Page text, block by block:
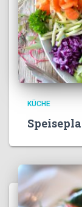
KÜCHE